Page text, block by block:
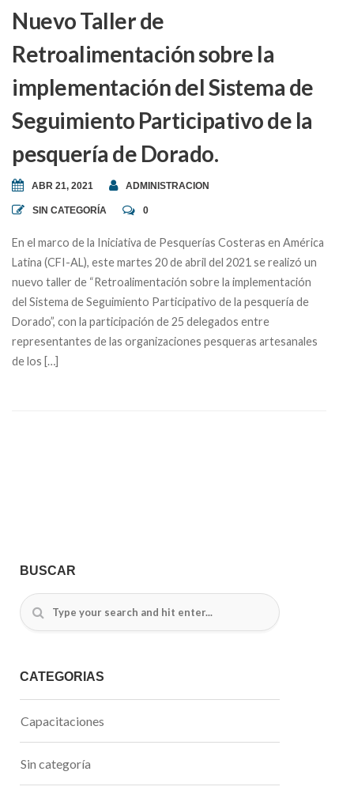
Nuevo Taller de
Retroalimentación sobre la
implementación del Sistema de
Seguimiento Participativo de la
pesquería de Dorado.
ABR 21, 2021 ADMINISTRACION
SIN CATEGORÍA 0
En el marco de la Iniciativa de Pesquerías Costeras en América
Latina (CFI-AL), este martes 20 de abril del 2021 se realizó un
nuevo taller de “Retroalimentación sobre la implementación
del Sistema de Seguimiento Participativo de la pesquería de
Dorado”, con la participación de 25 delegados entre
representantes de las organizaciones pesqueras artesanales
de los […]
BUSCAR
CATEGORÍAS
Capacitaciones
Sin categoría